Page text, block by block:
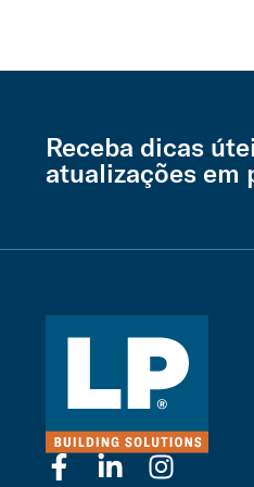
Receba dicas
atualizações em